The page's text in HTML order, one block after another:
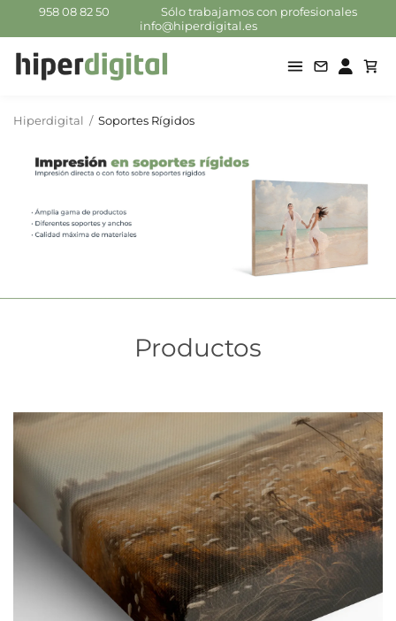
958 08 82 50
Sólo trabajamos con profesionales
info@hiperdigital.es
Hiperdigital / Soportes Rígidos
Productos